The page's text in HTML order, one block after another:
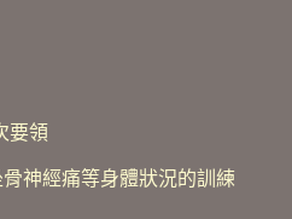
要領
骨神經痛等身體狀況的訓練